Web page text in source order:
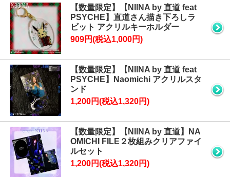
【数量限定】【NIINA by 直道 feat
PSYCHE】直道さん描き下ろしラ
ビット アクリルキーホルダー
909円(税込1,000円)
【数量限定】【NIINA by 直道 feat
PSYCHE】Naomichi アクリルスタ
ンド
1,200円(税込1,320円)
【数量限定】【NIINA by 直道】NA
OMICHI FILE２枚組みクリアファイ
ルセット
1,200円(税込1,320円)